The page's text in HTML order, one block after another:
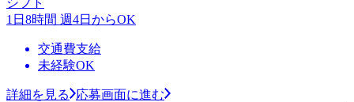
1日8時間 週4日からOK
交通費支給
未経験OK
詳細を見る 応募画面に進む